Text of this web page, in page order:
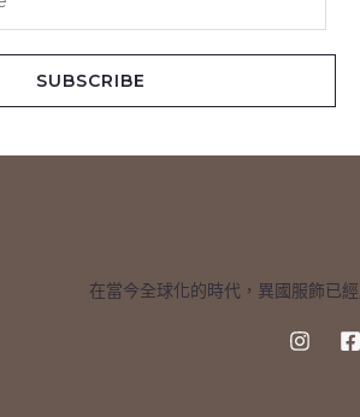
SUBSCRIBE
在當今全球化的時代，異國服飾已